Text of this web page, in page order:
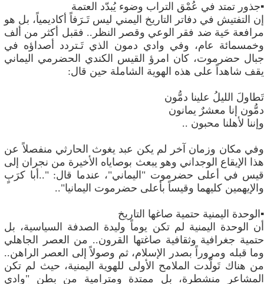
▪️جذور تمتد في عُمْق التراب وضوء يُبدّد العتمة
​إن التفتيش في دفاتر التاريخ اليمني ليس تَـرَفاً أكاديمياً، بل هو
مرافعة حَية ضد فقر الوعي وقصر النظر.. فقبل أكثر من ألف
وخمسمائة عام، وفي وادي دمون الذي تَـتردد أصداؤه في
جبال حضرموت، كان امرؤ القيس الكندي الحضرمي اليماني
يقف شاهداً على هذه الهوية الشاملة حين قال:
​تَطاولَ الليلُ علينا دمُّون
دمُّون إنا معشرٌ يمانون
وإننا لأهلنا محبون ..
​وفي مكان وزمان آخر لم يكن عبد يغوث الحارثي منفصلاً عن
هذا الإيقاع الوجداني وهو يبعث بوصاياه الأخيرة من نجران إلى
قيس في أعلى حضرموت "اليماني"، عندما قال: "..أبا كرَبٍ
والإيهمين كليهما وقيساً بأعلى حضرموت اليمانيا"..
▪️الوحدة اليمنية حتمية صاغها التاريخ
أن الوحدة اليمنية لم تكن يوماً وليدة الصدفة السياسية، بل
حتمية جغرافية وثقافية صاغتها القرون.. من العصر الجاهلي
وما قبله ومروراً بصدر الإسلام، ثم وصولاً إلى العصر الراهن..
من هناك تَولَّدت الملامح الأولى للهوية اليمنية، حيث لم تكن
المشاعر منشطرة، بل ممتدة ومترامية من بطن "وادي